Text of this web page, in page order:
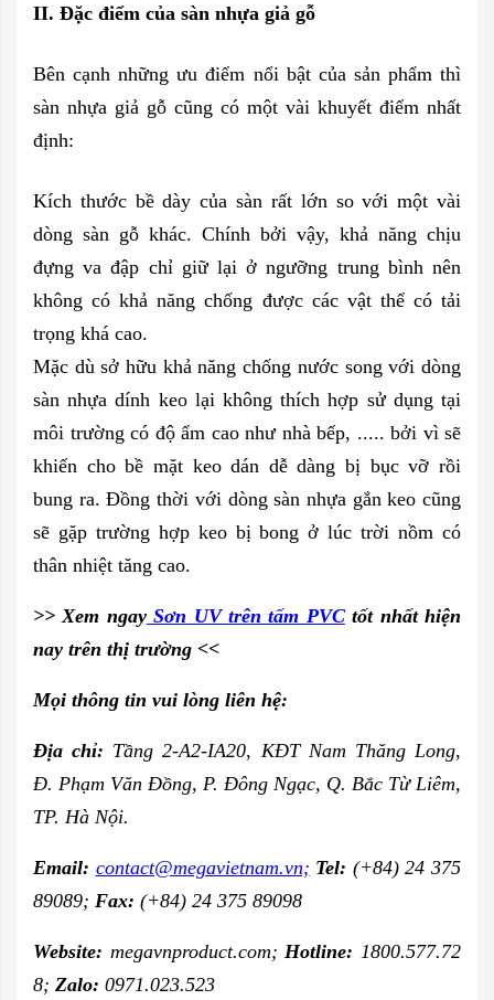
II. Đặc điểm của sàn nhựa giả gỗ
Bên cạnh những ưu điểm nổi bật của sản phẩm thì
sàn nhựa giả gỗ cũng có một vài khuyết điểm nhất
định:
Kích thước bề dày của sàn rất lớn so với một vài
dòng sàn gỗ khác. Chính bởi vậy, khả năng chịu
đựng va đập chỉ giữ lại ở ngưỡng trung bình nên
không có khả năng chống được các vật thể có tải
trọng khá cao.
Mặc dù sở hữu khả năng chống nước song với dòng
sàn nhựa dính keo lại không thích hợp sử dụng tại
môi trường có độ ẩm cao như nhà bếp, ..... bởi vì sẽ
khiến cho bề mặt keo dán dễ dàng bị bục vỡ rồi
bung ra. Đồng thời với dòng sàn nhựa gắn keo cũng
sẽ gặp trường hợp keo bị bong ở lúc trời nồm có
thân nhiệt tăng cao.
>> Xem ngaySơn UV trên tấm PVCtốt nhất hiện
nay trên thị trường <<
Mọi thông tin vui lòng liên hệ:
Địa chỉ: Tầng 2-A2-IA20, KĐT Nam Thăng Long,
Đ. Phạm Văn Đồng, P. Đông Ngạc, Q. Bắc Từ Liêm,
TP. Hà Nội.
Email: contact@megavietnam.vn; Tel: (+84) 24 375
89089; Fax: (+84) 24 375 89098
Website: megavnproduct.com; Hotline: 1800.577.72
8; Zalo: 0971.023.523